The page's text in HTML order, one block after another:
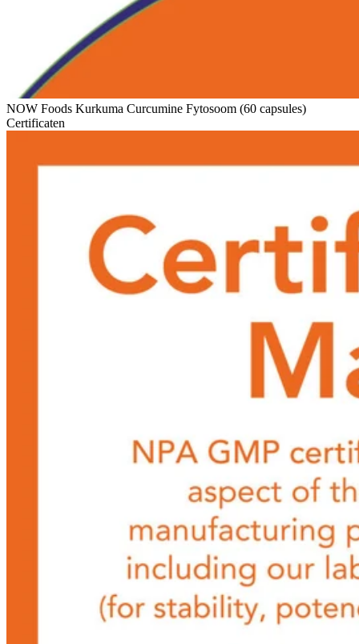
NOW Foods Kurkuma Curcumine Fytosoom (60 capsules)
Certificaten